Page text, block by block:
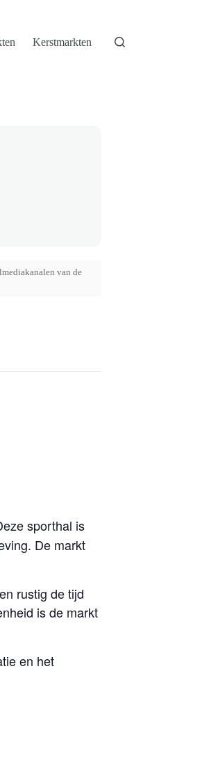
Kerstmarkten
van de
sporthal is
De markt
rustig de tijd
is de markt
en het